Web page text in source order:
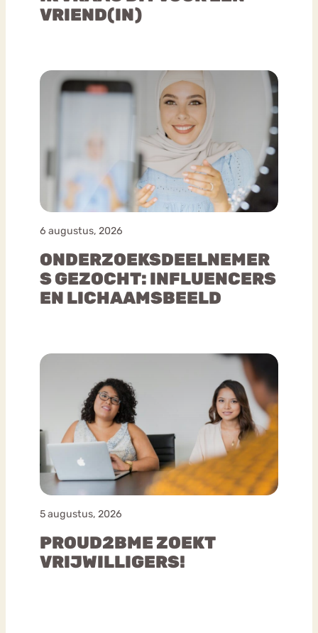
VRIEND(IN)
6 augustus, 2026
ONDERZOEKSDEELNEMER
S GEZOCHT: INFLUENCERS
EN LICHAAMSBEELD
5 augustus, 2026
PROUD2BME ZOEKT
VRIJWILLIGERS!